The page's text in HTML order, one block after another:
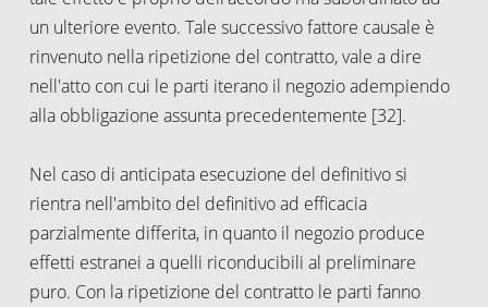
un ulteriore evento. Tale successivo fattore causale è
rinvenuto nella ripetizione del contratto, vale a dire
nell'atto con cui le parti iterano il negozio adempiendo
alla obbligazione assunta precedentemente [32].
Nel caso di anticipata esecuzione del definitivo si
rientra nell'ambito del definitivo ad efficacia
parzialmente differita, in quanto il negozio produce
effetti estranei a quelli riconducibili al preliminare
puro. Con la ripetizione del contratto le parti fanno